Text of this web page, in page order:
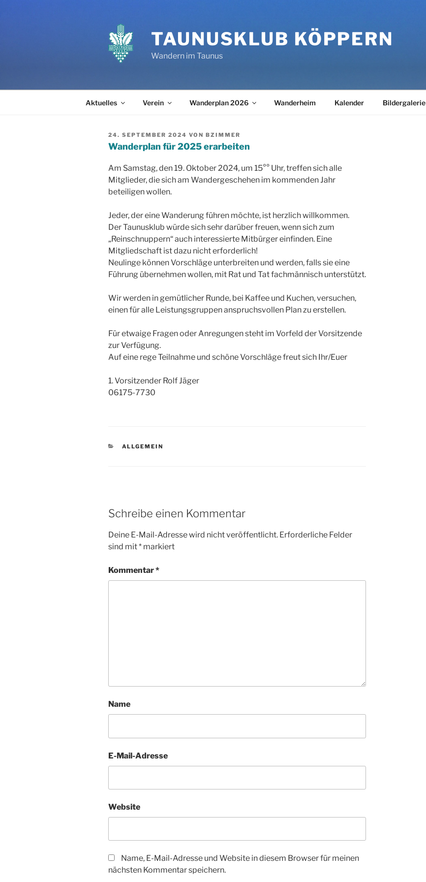
TAUNUSKLUB KÖPPERN
Wandern im Taunus
Aktuelles Verein Wanderplan 2026 Wanderheim Kalender Bildergalerie
VERÖFFENTLICHT
AM
24. SEPTEMBER 2024 VON BZIMMER
Wanderplan für 2025 erarbeiten
Am Samstag, den 19. Oktober 2024, um 15°° Uhr, treffen sich alle
Mitglieder, die sich am Wandergeschehen im kommenden Jahr
beteiligen wollen.
Jeder, der eine Wanderung führen möchte, ist herzlich willkommen.
Der Taunusklub würde sich sehr darüber freuen, wenn sich zum
„Reinschnuppern“ auch interessierte Mitbürger einfinden. Eine
Mitgliedschaft ist dazu nicht erforderlich!
Neulinge können Vorschläge unterbreiten und werden, falls sie eine
Führung übernehmen wollen, mit Rat und Tat fachmännisch unterstützt.
Wir werden in gemütlicher Runde, bei Kaffee und Kuchen, versuchen,
einen für alle Leistungsgruppen anspruchsvollen Plan zu erstellen.
Für etwaige Fragen oder Anregungen steht im Vorfeld der Vorsitzende
zur Verfügung.
Auf eine rege Teilnahme und schöne Vorschläge freut sich Ihr/Euer
1. Vorsitzender Rolf Jäger
06175-7730
KATEGORIEN
ALLGEMEIN
Schreibe einen Kommentar
Deine E-Mail-Adresse wird nicht veröffentlicht. Erforderliche Felder
sind mit* markiert
Kommentar*
Name
E-Mail-Adresse
Website
Name, E-Mail-Adresse und Website in diesem Browser für meinen
nächsten Kommentar speichern.